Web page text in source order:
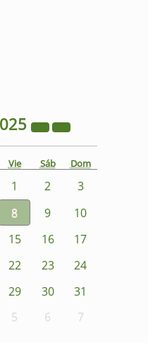
Vie Sáb Dom
1 2
3
8 9
10
15 16
17
22 23
24
29 30
31
5 6 7